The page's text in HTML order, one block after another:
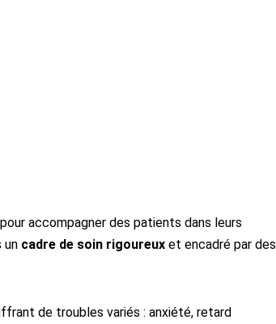
pour accompagner des patients dans leurs
un cadre de soin rigoureux et encadré par des
de troubles variés : anxiété, retard